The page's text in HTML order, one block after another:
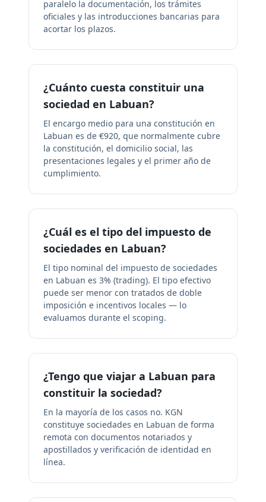
paralelo la documentación, los trámites
oficiales y las introducciones bancarias para
acortar los plazos.
¿Cuánto cuesta constituir una
sociedad en Labuan?
El encargo medio para una constitución en
Labuan es de €920, que normalmente cubre
la constitución, el domicilio social, las
presentaciones legales y el primer año de
cumplimiento.
¿Cuál es el tipo del impuesto de
sociedades en Labuan?
El tipo nominal del impuesto de sociedades
en Labuan es 3% (trading). El tipo efectivo
puede ser menor con tratados de doble
imposición e incentivos locales — lo
evaluamos durante el scoping.
¿Tengo que viajar a Labuan para
constituir la sociedad?
En la mayoría de los casos no. KGN
constituye sociedades en Labuan de forma
remota con documentos notariados y
apostillados y verificación de identidad en
línea.